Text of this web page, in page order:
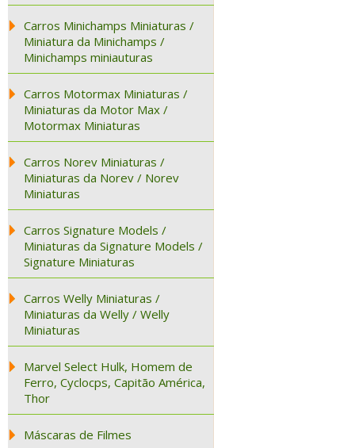
Carros Minichamps Miniaturas /
Miniatura da Minichamps /
Minichamps miniauturas
Carros Motormax Miniaturas /
Miniaturas da Motor Max /
Motormax Miniaturas
Carros Norev Miniaturas /
Miniaturas da Norev / Norev
Miniaturas
Carros Signature Models /
Miniaturas da Signature Models /
Signature Miniaturas
Carros Welly Miniaturas /
Miniaturas da Welly / Welly
Miniaturas
Marvel Select Hulk, Homem de
Ferro, Cyclocps, Capitão América,
Thor
Máscaras de Filmes